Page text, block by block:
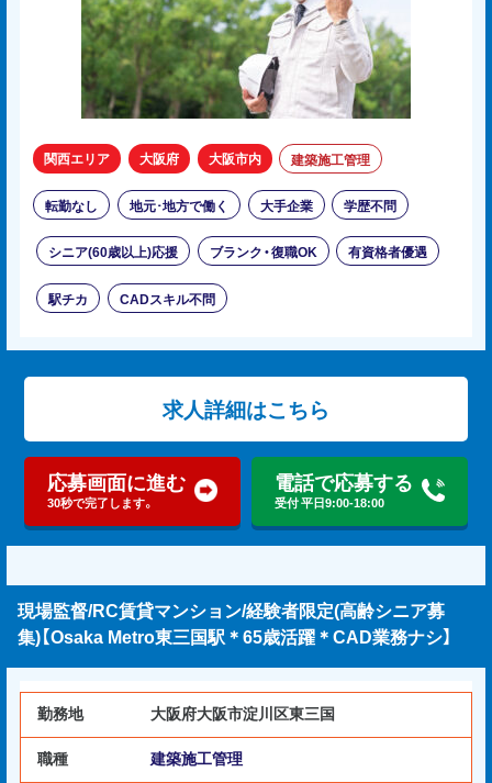
関西エリア 大阪府 大阪市内 建築施工管理
転勤なし 地元･地方で働く 大手企業 学歴不問
シニア(60歳以上)応援 ブランク・復職OK 有資格者優遇
駅チカ CADスキル不問
求人詳細はこちら
応募画面に進む
30秒で完了します。
電話で応募する
受付 平日9:00-18:00
現場監督/RC賃貸マンション/経験者限定(高齢シニア募
集)【Osaka Metro東三国駅＊65歳活躍＊CAD業務ナシ】
勤務地 大阪府大阪市淀川区東三国
職種 建築施工管理